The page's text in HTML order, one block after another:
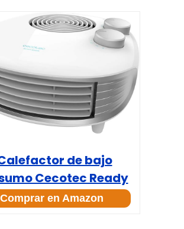
de bajo
Cecotec Ready
Warm 9800
Comprar en Amazon